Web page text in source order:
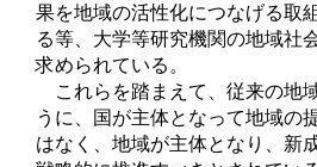
果を地域の活性化につなげる取
る等、大学等研究機関の地域社
求められている。
これらを踏まえて、従来の地
うに、国が主体となって地域の
はなく、地域が主体となり、新